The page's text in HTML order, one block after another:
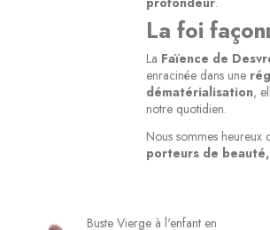
La foi
La Faïence de
enracinée dans une
dématérialisation,
notre quotidien.
Nous sommes
porteurs de
Buste Vierge à l'enfant en